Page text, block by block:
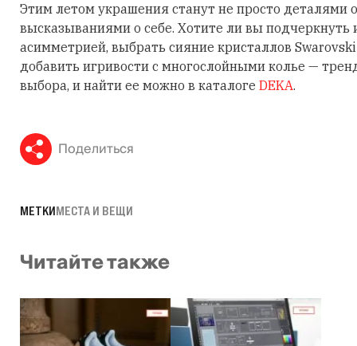
Этим летом украшения станут не просто деталями
высказываниями о себе. Хотите ли вы подчеркнуть
асимметрией, выбрать сияние кристаллов
добавить игривости с многослойными колье —
выбора, и найти ее можно в каталоге DEKA.
Поделиться
МЕТКИМЕСТА И ВЕЩИ
Читайте также